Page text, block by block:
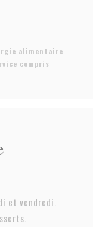
alimentaire
compris
et vendredi.